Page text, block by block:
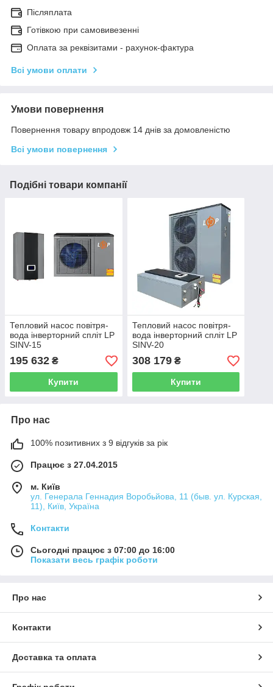
Післяплата
Готівкою при самовивезенні
Оплата за реквізитами - рахунок-фактура
Всі умови оплати
Умови повернення
Повернення товару впродовж 14 днів за домовленістю
Всі умови повернення
Подібні товари компанії
Тепловий насос повітря-
вода інверторний спліт LP
SINV-15
195 632 ₴
Купити
Тепловий насос повітря-
вода інверторний спліт LP
SINV-20
308 179₴
Купити
Про нас
100% позитивних з 9 відгуків за рік
Працює з 27.04.2015
м. Київ
ул. Генерала Геннадия Воробьйова, 11 (быв. ул. Курская,
11), Київ, Україна
Контакти
Сьогодні працює з 07:00 до 16:00
Показати весь графік роботи
Про нас
Контакти
Доставка та оплата